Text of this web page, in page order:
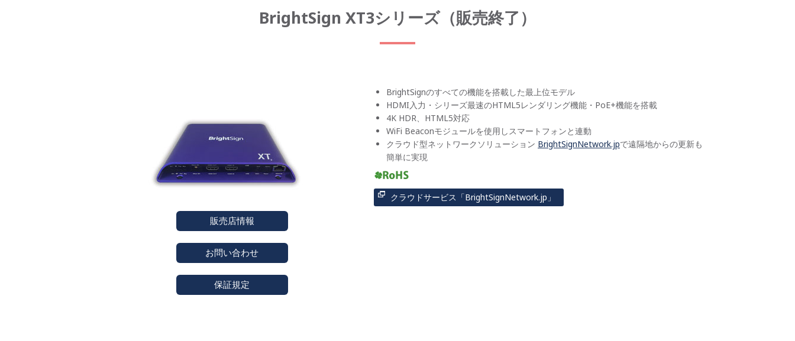
BrightSign XT3シリーズ（販売終了）
販売店情報
お問い合わせ
保証規定
BrightSignのすべての機能を搭載した最上位モデル
HDMI入力・シリーズ最速のHTML5レンダリング機能・PoE+機能を搭載
4K HDR、HTML5対応
WiFi Beaconモジュールを使用しスマートフォンと連動
クラウド型ネットワークソリューション BrightSignNetwork.jpで遠隔地からの更新も
簡単に実現
クラウドサービス「BrightSignNetwork.jp」